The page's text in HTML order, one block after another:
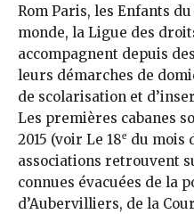
Rom Paris, les Enfants
monde, la Ligue des
accompagnent depuis
leurs démarches de
de scolarisation et
Les premières cabanes
2015 (voir Le 18e du mois
associations retrouvent
connues évacuées de la
d’Aubervilliers, de la